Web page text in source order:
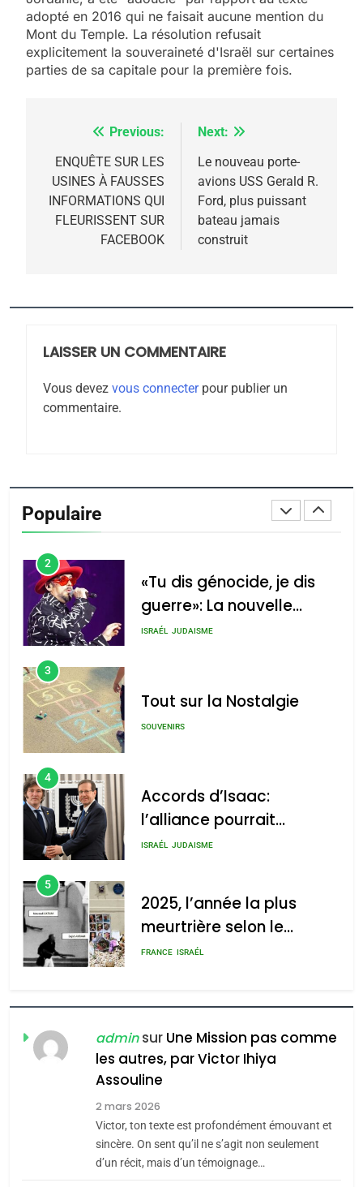
adopté en 2016 qui ne faisait aucune mention du
Mont du Temple. La résolution refusait
explicitement la souveraineté d'Israël sur certaines
parties de sa capitale pour la première fois.
Navigation
de
l’article
Previous:
ENQUÊTE SUR LES
USINES À FAUSSES
INFORMATIONS QUI
FLEURISSENT SUR
FACEBOOK
Next:
Le nouveau porte-
avions USS Gerald R.
Ford, plus puissant
bateau jamais
construit
LAISSER UN COMMENTAIRE
Vous devez vous connecterpour publier un
commentaire.
Populaire
5
2025, l’année la plus
meurtrière selon le
l’antisémitisme
FIÈRE, DIGNE ET RÉSILIENTE :
POURQUOI JE REVENDIQUE
MA JUDAÏTE par Thérèse
Zrihen-Dvir
ISRAÉL JUDAISME
JUDAISME
8
Tafraout, le miel de Tadla
2
«Tu dis génocide, je dis
guerre»: La nouvelle
chanson de Boy George
ISRAÉL JUDAISME
3
Tout sur la Nostalgie
SOUVENIRS
4
Accords d’Isaac:
l’alliance pourrait
s’étendre à 13 pays
ISRAÉL JUDAISME
5
2025, l’année la plus
meurtrière selon le
rapport d’ADL contre
FRANCE ISRAÉL
FIÈRE, DIGNE ET RÉSILIENTE :
POURQUOI JE REVENDIQUE
MA JUDAÏTE par Thérèse
Zrihen-Dvir
ISRAÉL JUDAISME
CE QUI NOUS MANQUE –
Jacques Hadida
JUDAISME
adminsur Une Mission pas comme
les autres, par Victor Ihiya
Assouline
2 mars 2026
Victor, ton texte est profondément émouvant et
sincère. On sent qu’il ne s’agit non seulement
d’un récit, mais d’un témoignage…